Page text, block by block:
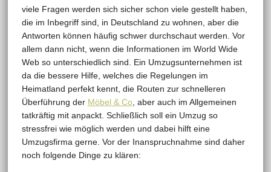
viele Fragen werden sich sicher schon viele gestellt haben,
die im Inbegriff sind, in Deutschland zu wohnen, aber die
Antworten können häufig schwer durchschaut werden. Vor
allem dann nicht, wenn die Informationen im World Wide
Web so unterschiedlich sind. Ein Umzugsunternehmen ist
da die bessere Hilfe, welches die Regelungen im
Heimatland perfekt kennt, die Routen zur schnelleren
Überführung der Möbel & Co, aber auch im Allgemeinen
tatkräftig mit anpackt. Schließlich soll ein Umzug so
stressfrei wie möglich werden und dabei hilft eine
Umzugsfirma gerne. Vor der Inanspruchnahme sind daher
noch folgende Dinge zu klären: